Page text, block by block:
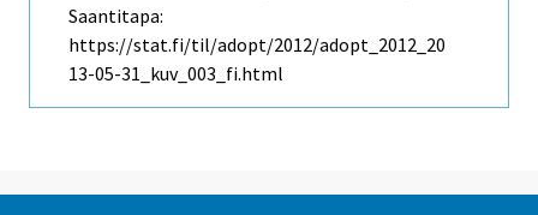
Saantitapa:
https://stat.fi/til/adopt/2012/adopt_2012_20
13-05-31_kuv_003_fi.html